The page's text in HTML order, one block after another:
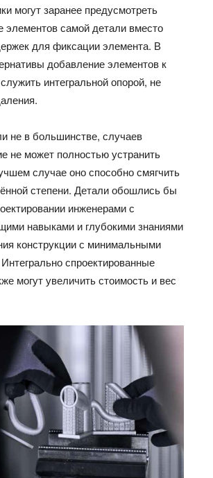
могут заранее предусмотреть
элементов самой детали вместо
для фиксации элемента. В
добавление элементов к
интегральной опорой, не
не в большинстве, случаев
не может полностью устранить
случае оно способно смягчить
степени. Детали обошлись бы
инженерами с
навыками и глубокими знаниями
конструкции с минимальными
спроектированные
могут увеличить стоимость и вес